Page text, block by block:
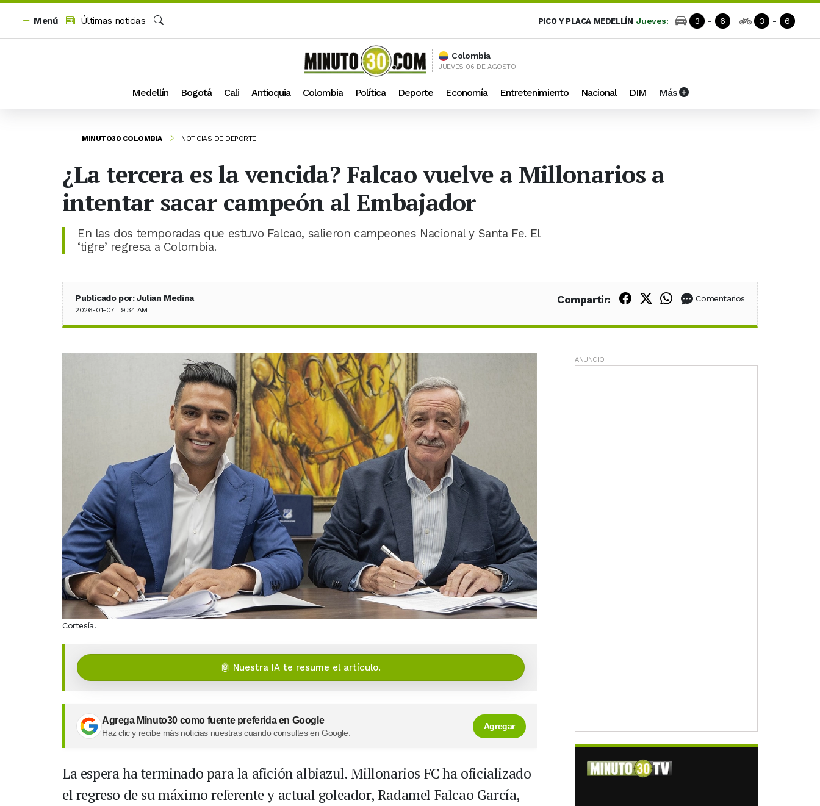
Menú
Últimas noticias
PICO Y PLACA MEDELLÍN Jueves: 3 - 6 3 - 6
Colombia
JUEVES 06 DE AGOSTO
Medellín Bogotá Cali Antioquia Colombia Política Deporte Economía Entretenimiento Nacional DIM Más
MINUTO30 COLOMBIA NOTICIAS DE DEPORTE
¿La tercera es la vencida? Falcao vuelve a Millonarios a
intentar sacar campeón al Embajador
En las dos temporadas que estuvo Falcao, salieron campeones Nacional y Santa Fe. El
‘tigre’ regresa a Colombia.
Publicado por: Julian Medina
2026-01-07 | 9:34 AM
Compartir: Compartir en Facebook
Compartir en X (Twitter)
Compartir en WhatsApp
Comentarios
Cortesía.
🤖 Nuestra IA te resume el artículo.
Agrega Minuto30 como fuente preferida en Google
Haz clic y recibe más noticias nuestras cuando consultes en Google.
Agregar
La espera ha terminado para la afición albiazul. Millonarios FC ha oficializado
el regreso de su máximo referente y actual goleador, Radamel Falcao García,
ANUNCIO